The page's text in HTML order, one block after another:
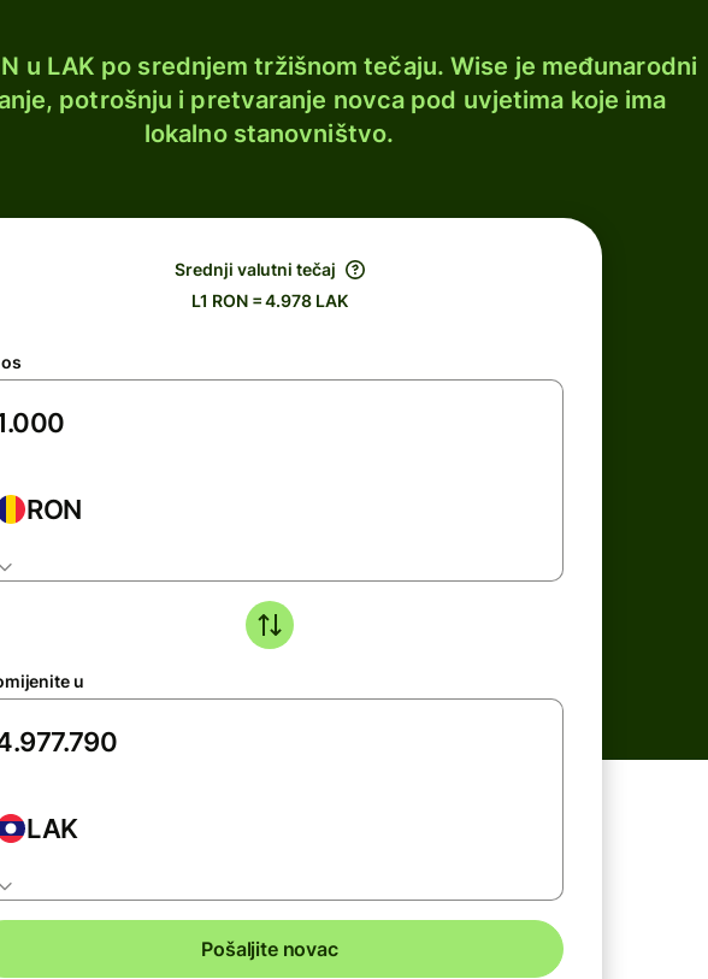
u LAK po srednjem tržišnom tečaju. Wise je međunarodni
potrošnju i pretvaranje novca pod uvjetima koje ima
lokalno stanovništvo.
Srednji valutni tečaj
L1 RON = 4.978 LAK
RON
u
LAK
Pošaljite novac